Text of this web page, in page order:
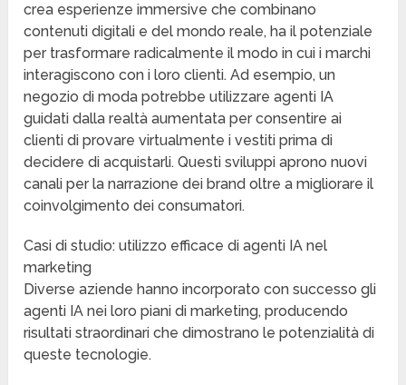
crea esperienze immersive che combinano
contenuti digitali e del mondo reale, ha il potenziale
per trasformare radicalmente il modo in cui i marchi
interagiscono con i loro clienti. Ad esempio, un
negozio di moda potrebbe utilizzare agenti IA
guidati dalla realtà aumentata per consentire ai
clienti di provare virtualmente i vestiti prima di
decidere di acquistarli. Questi sviluppi aprono nuovi
canali per la narrazione dei brand oltre a migliorare il
coinvolgimento dei consumatori.
Casi di studio: utilizzo efficace di agenti IA nel
marketing
Diverse aziende hanno incorporato con successo gli
agenti IA nei loro piani di marketing, producendo
risultati straordinari che dimostrano le potenzialità di
queste tecnologie.